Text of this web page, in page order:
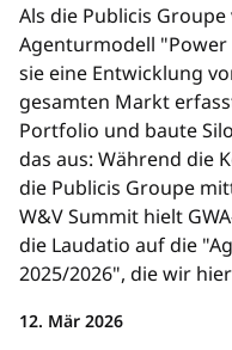
Als die Publicis
Agenturmodell
sie eine Entwicklung
gesamten Markt
Portfolio und baute
das aus: Während die
die Publicis Groupe
W&V Summit hielt
die Laudatio auf die
2025/2026", die wir
12. Mär 2026